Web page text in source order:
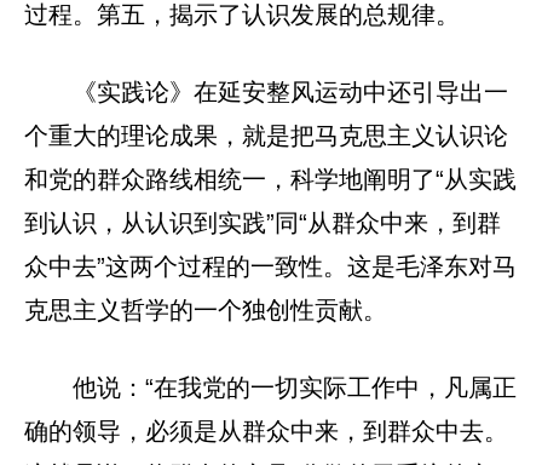
过程。第五，揭示了认识发展的总规律。
《实践论》在延安整风运动中还引导出一
个重大的理论成果，就是把马克思主义认识论
和党的群众路线相统一，科学地阐明了“从实践
到认识，从认识到实践”同“从群众中来，到群
众中去”这两个过程的一致性。这是毛泽东对马
克思主义哲学的一个独创性贡献。
他说：“在我党的一切实际工作中，凡属正
确的领导，必须是从群众中来，到群众中去。